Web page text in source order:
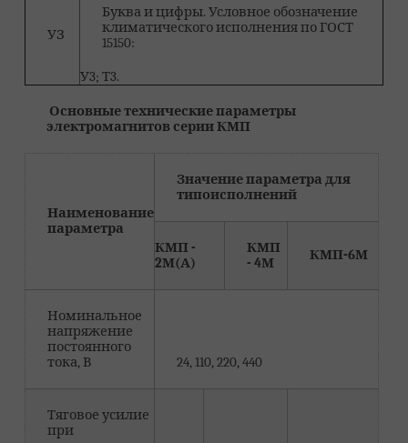
УЗ
Буква и цифры. Условное обозначение
климатического исполнения по ГОСТ
15150:
У3; Т3.
Основные технические параметры
электромагнитов серии КМП
Наименование
параметра
Значение параметра для
типоисполнений
КМП -
2М(А)
КМП
- 4М
КМП-6М
Номинальное
напряжение
постоянного
тока, В
24, 110, 220, 440
Тяговое усилие
при